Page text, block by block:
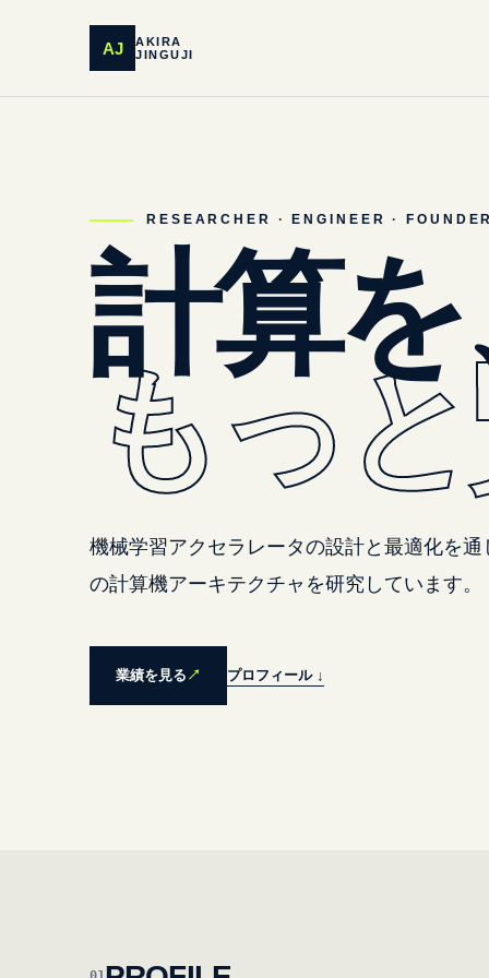
AJ
AKIRA
JINGUJI
RESEARCHER · ENGINEER · FOUNDER
計算を
もっと
機械学習アクセラレータの設計と最適化を通
の計算機アーキテクチャを研究しています。
業績を見る ↗ プロフィール ↓